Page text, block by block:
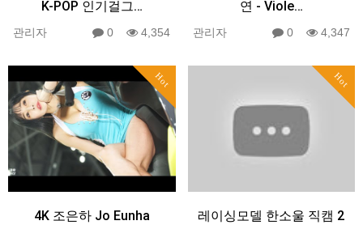
K-POP 인기걸그…
관리자 0 4,354
연 - Viole…
관리자 0 4,347
Hot
4K 조은하 Jo Eunha
Hot
레이싱모델 한소울 직캠 2